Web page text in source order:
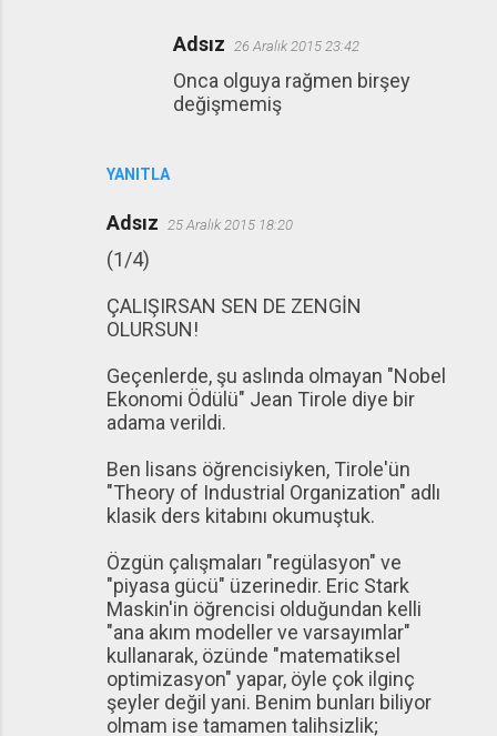
YANITLA
Adsız 26 Aralık 2015 23:42
Onca olguya rağmen birşey
değişmemiş
Adsız 25 Aralık 2015 18:20
(1/4)
ÇALIŞIRSAN SEN DE ZENGİN
OLURSUN!
Geçenlerde, şu aslında olmayan "Nobel
Ekonomi Ödülü" Jean Tirole diye bir
adama verildi.
Ben lisans öğrencisiyken, Tirole'ün
"Theory of Industrial Organization" adlı
klasik ders kitabını okumuştuk.
Özgün çalışmaları "regülasyon" ve
"piyasa gücü" üzerinedir. Eric Stark
Maskin'in öğrencisi olduğundan kelli
"ana akım modeller ve varsayımlar"
kullanarak, özünde "matematiksel
optimizasyon" yapar, öyle çok ilginç
şeyler değil yani. Benim bunları biliyor
olmam ise tamamen talihsizlik;